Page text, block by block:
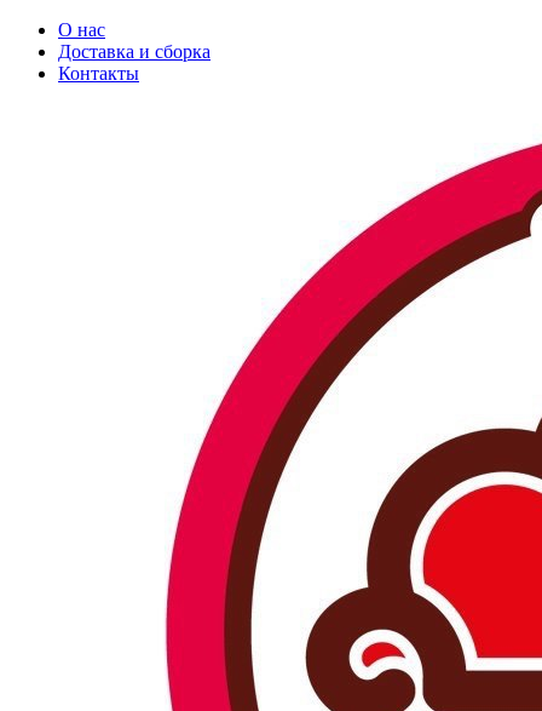
О нас
Доставка и сборка
Контакты